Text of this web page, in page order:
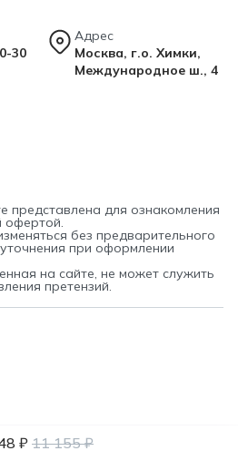
₽ 11 155 ₽
30
Адрес
Москва, г.о. Химки,
Международное ш., 4
представлена для ознакомления
офертой.
без предварительного
при оформлении
на сайте, не может служить
претензий.